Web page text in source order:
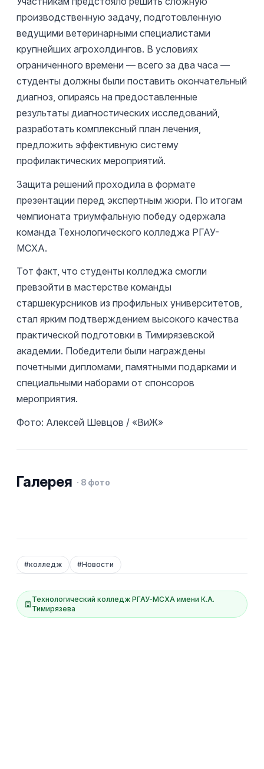
производственную задачу, подготовленную
ведущими ветеринарными специалистами
крупнейших агрохолдингов. В условиях
ограниченного времени — всего за два часа —
студенты должны были поставить окончательный
диагноз, опираясь на предоставленные
результаты диагностических исследований,
разработать комплексный план лечения,
предложить эффективную систему
профилактических мероприятий.
Защита решений проходила в формате
презентации перед экспертным жюри. По итогам
чемпионата триумфальную победу одержала
команда Технологического колледжа РГАУ-
МСХА.
Тот факт, что студенты колледжа смогли
превзойти в мастерстве команды
старшекурсников из профильных университетов,
стал ярким подтверждением высокого качества
практической подготовки в Тимирязевской
академии. Победители были награждены
почетными дипломами, памятными подарками и
специальными наборами от спонсоров
мероприятия.
Фото: Алексей Шевцов / «ВиЖ»
Галерея · 8 фото
#колледж #Новости
Технологический колледж РГАУ-МСХА имени К.А.
Тимирязева